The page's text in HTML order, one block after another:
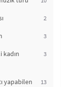
2
3
kadın
3
yapabilen
13